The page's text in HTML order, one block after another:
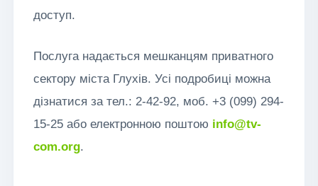
доступ.
Послуга надається мешканцям приватного
сектору міста Глухів. Усі подробиці можна
дізнатися за тел.: 2-42-92, моб. +3 (099) 294-
15-25 або електронною поштою info@tv-
com.org.